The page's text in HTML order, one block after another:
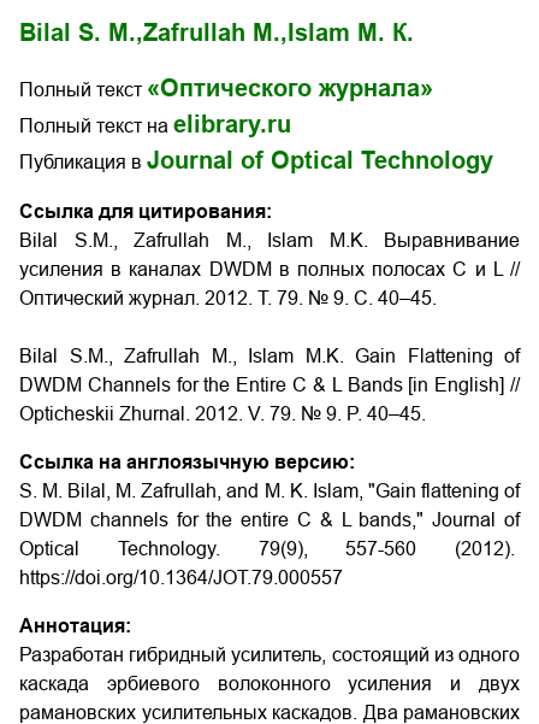
Bilal S. M.,Zafrullah M., Islam М. К.
Полный текст «Оптического журнала»
Полный текст на elibrary.ru
Публикация в Journal of Optical Technology
Ссылка для цитирования:
Bilal S.M., Zafrullah M., Islam M.K. Выравнивание
усиления в каналах DWDM в полных полосах С и L //
Оптический журнал. 2012. Т. 79. № 9. С. 40–45.
Bilal S.M., Zafrullah M., Islam M.K. Gain Flattening of
DWDM Channels for the Entire C & L Bands [in English] //
Opticheskii Zhurnal. 2012. V. 79. № 9. P. 40–45.
Ссылка на англоязычную версию:
S. M. Bilal, M. Zafrullah, and M. K. Islam, "Gain flattening of
DWDM channels for the entire C & L bands," Journal of
Optical Technology. 79(9), 557-560 (2012).
https://doi.org/10.1364/JOT.79.000557
Аннотация:
Разработан гибридный усилитель, состоящий из одного
каскада эрбиевого волоконного усиления и двух
рамановских усилительных каскадов. Два рамановских